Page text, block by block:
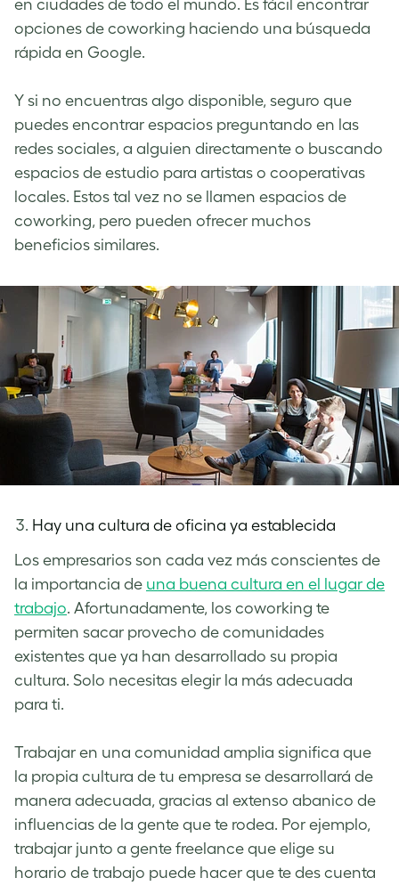
en ciudades de todo el mundo. Es fácil encontrar
opciones de coworking haciendo una búsqueda
rápida en Google.
Y si no encuentras algo disponible, seguro que
puedes encontrar espacios preguntando en las
redes sociales, a alguien directamente o buscando
espacios de estudio para artistas o cooperativas
locales. Estos tal vez no se llamen espacios de
coworking, pero pueden ofrecer muchos
beneficios similares.
Hay una cultura de oficina ya establecida
Los empresarios son cada vez más conscientes de
la importancia de una buena cultura en el lugar de
trabajo. Afortunadamente, los coworking te
permiten sacar provecho de comunidades
existentes que ya han desarrollado su propia
cultura. Solo necesitas elegir la más adecuada
para ti.
Trabajar en una comunidad amplia significa que
la propia cultura de tu empresa se desarrollará de
manera adecuada, gracias al extenso abanico de
influencias de la gente que te rodea. Por ejemplo,
trabajar junto a gente freelance que elige su
horario de trabajo puede hacer que te des cuenta